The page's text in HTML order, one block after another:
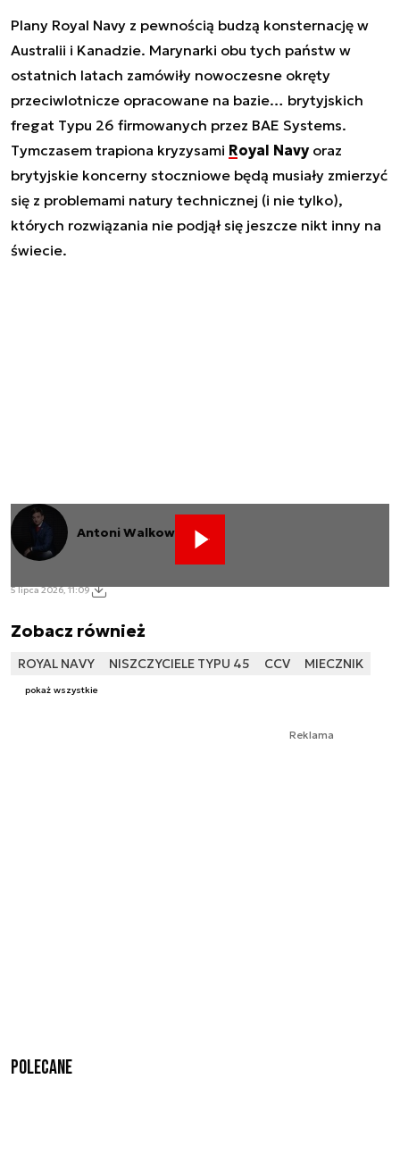
Plany Royal Navy z pewnością budzą konsternację w
Australii i Kanadzie. Marynarki obu tych państw w
ostatnich latach zamówiły nowoczesne okręty
przeciwlotnicze opracowane na bazie… brytyjskich
fregat Typu 26 firmowanych przez BAE Systems.
Tymczasem trapiona kryzysami Royal Navyoraz
brytyjskie koncerny stoczniowe będą musiały zmierzyć
się z problemami natury technicznej (i nie tylko),
których rozwiązania nie podjął się jeszcze nikt inny na
świecie.
Antoni Walkowski
5 lipca 2026, 11:09
Zobacz również
ROYAL NAVY NISZCZYCIELE TYPU 45 CCV MIECZNIK
pokaż wszystkie
Reklama
Polecane